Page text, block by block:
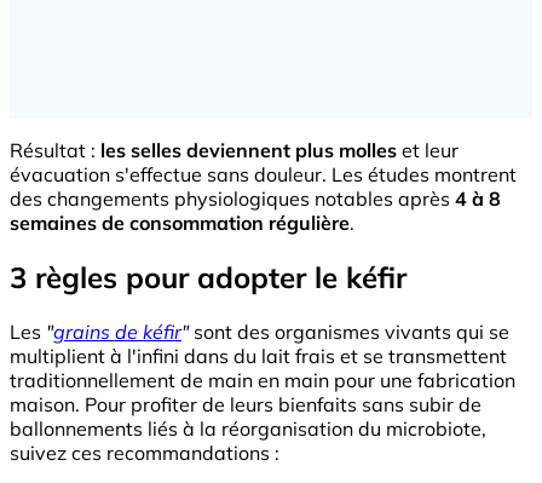
Résultat : les selles deviennent plus molles et leur
évacuation s'effectue sans douleur. Les études montrent
des changements physiologiques notables après 4 à 8
semaines de consommation régulière.
3 règles pour adopter le kéfir
Les "grains de kéfir"sont des organismes vivants qui se
multiplient à l'infini dans du lait frais et se transmettent
traditionnellement de main en main pour une fabrication
maison. Pour profiter de leurs bienfaits sans subir de
ballonnements liés à la réorganisation du microbiote,
suivez ces recommandations :